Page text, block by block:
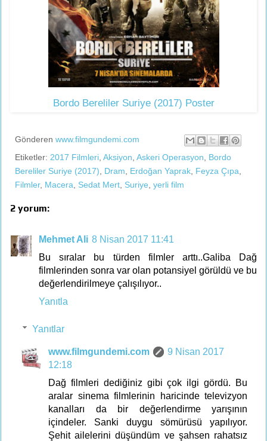
Bordo Bereliler Suriye (2017) Poster
Gönderen www.filmgundemi.com
Etiketler: 2017 Filmleri Aksiyon Askeri Operasyon
Bordo
Bereliler Suriye (2017)
Dram Erdoğan Yaprak Feyza Çıpa
Filmler, Macera Sedat Mert Suriye yerli film
2 yorum:
Mehmet Ali 8 Nisan 2017 11:41
Bu sıralar bu türden filmler arttı..Galiba Dağ
filmlerinden sonra var olan potansiyel görüldü ve bu
değerlendirilmeye çalışılıyor..
Yanıtla
Yanıtlar
www.filmgundemi.com
9 Nisan 2017
12:18
Dağ filmleri dediğiniz gibi çok ilgi gördü. Bu
aralar sinema filmlerinin haricinde televizyon
kanalları da bir değerlendirme yarışının
içindeler. Sanki duygu sömürüsü yapılıyor.
Şehit ailelerini düşündüm ve şahsen rahatsız